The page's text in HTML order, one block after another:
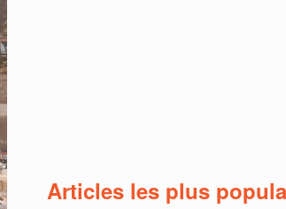
Articles les plus